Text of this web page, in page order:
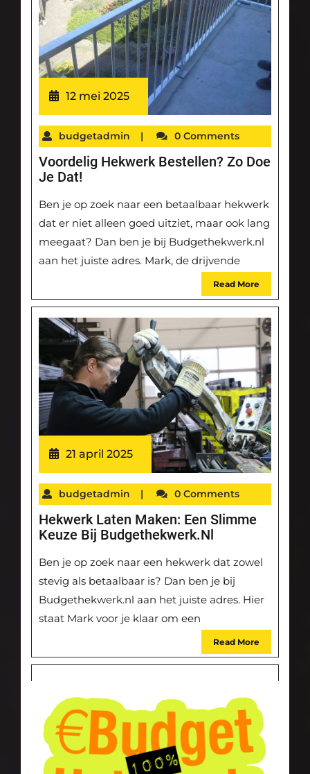
12 mei 2025
budgetadmin | 0 Comments
Voordelig Hekwerk Bestellen? Zo Doe
Je Dat!
Ben je op zoek naar een betaalbaar hekwerk
dat er niet alleen goed uitziet, maar ook lang
meegaat? Dan ben je bij Budgethekwerk.nl
aan het juiste adres. Mark, de drijvende
Read More
21 april 2025
budgetadmin | 0 Comments
Hekwerk Laten Maken: Een Slimme
Keuze Bij Budgethekwerk.nl
Ben je op zoek naar een hekwerk dat zowel
stevig als betaalbaar is? Dan ben je bij
Budgethekwerk.nl aan het juiste adres. Hier
staat Mark voor je klaar om een
Read More